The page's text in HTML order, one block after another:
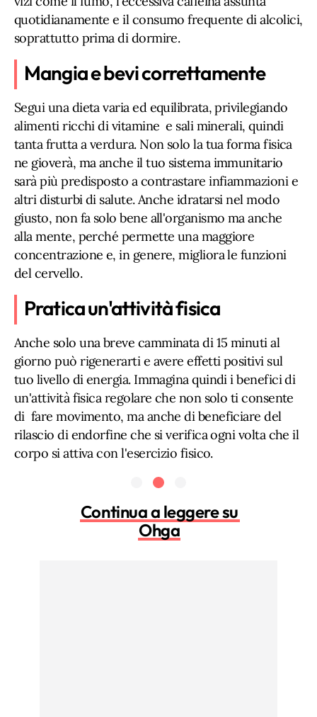
quotidianamente e il consumo frequente di alcolici,
soprattutto prima di dormire.
Mangia e bevi correttamente
Segui una dieta varia ed equilibrata, privilegiando
alimenti ricchi di vitamine e sali minerali, quindi
tanta frutta a verdura. Non solo la tua forma fisica
ne gioverà, ma anche il tuo sistema immunitario
sarà più predisposto a contrastare infiammazioni e
altri disturbi di salute. Anche idratarsi nel modo
giusto, non fa solo bene all'organismo ma anche
alla mente, perché permette una maggiore
concentrazione e, in genere, migliora le funzioni
del cervello.
Pratica un'attività fisica
Anche solo una breve camminata di 15 minuti al
giorno può rigenerarti e avere effetti positivi sul
tuo livello di energia. Immagina quindi i benefici di
un'attività fisica regolare che non solo ti consente
di fare movimento, ma anche di beneficiare del
rilascio di endorfine che si verifica ogni volta che il
corpo si attiva con l'esercizio fisico.
Continua a leggere su
Ohga